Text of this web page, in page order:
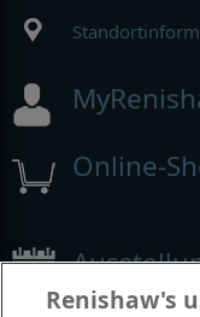
Online-
Renishaw's